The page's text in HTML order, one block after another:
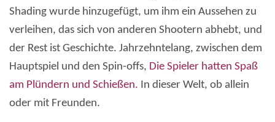
Shading wurde hinzugefügt, um ihm ein Aussehen zu
verleihen, das sich von anderen Shootern abhebt, und
der Rest ist Geschichte. Jahrzehntelang, zwischen dem
Hauptspiel und den Spin-offs, Die Spieler hatten Spaß
am Plündern und Schießen. In dieser Welt, ob allein
oder mit Freunden.